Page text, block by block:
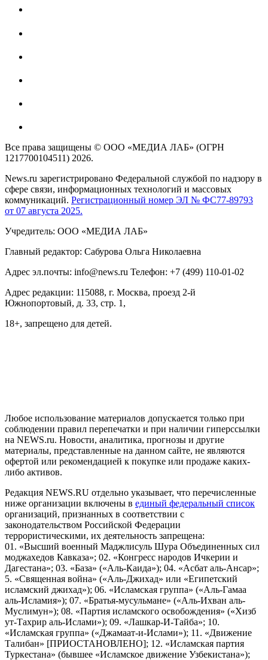
Все права защищены © ООО «МЕДИА ЛАБ» (ОГРН
1217700104511) 2026.
News.ru зарегистрировано Федеральной службой по надзору в
сфере связи, информационных технологий и массовых
коммуникаций. Регистрационный номер ЭЛ № ФС77-89793
от 07 августа 2025.
Учредитель: ООО «МЕДИА ЛАБ»
Главный редактор: Сабурова Ольга Николаевна
Адрес эл.почты: info@news.ru Телефон: +7 (499) 110-01-02
Адрес редакции: 115088, г. Москва, проезд 2-й
Южнопортовый, д. 33, стр. 1,
18+, запрещено для детей.
Любое использование материалов допускается только при
соблюдении правил перепечатки и при наличии гиперссылки
на NEWS.ru. Новости, аналитика, прогнозы и другие
материалы, представленные на данном сайте, не являются
офертой или рекомендацией к покупке или продаже каких-
либо активов.
Редакция NEWS.RU отдельно указывает, что перечисленные
ниже организации включены в единый федеральный список
организаций, признанных в соответствии с
законодательством Российской Федерации
террористическими, их деятельность запрещена:
01. «Высший военный Маджлисуль Шура Объединенных сил
моджахедов Кавказа»; 02. «Конгресс народов Ичкерии и
Дагестана»; 03. «База» («Аль-Каида»); 04. «Асбат аль-Ансар»;
5. «Священная война» («Аль-Джихад» или «Египетский
исламский джихад»); 06. «Исламская группа» («Аль-Гамаа
аль-Исламия»); 07. «Братья-мусульмане» («Аль-Ихван аль-
Муслимун»); 08. «Партия исламского освобождения» («Хизб
ут-Тахрир аль-Ислами»); 09. «Лашкар-И-Тайба»; 10.
«Исламская группа» («Джамаат-и-Ислами»); 11. «Движение
Талибан» [ПРИОСТАНОВЛЕНО]; 12. «Исламская партия
Туркестана» (бывшее «Исламское движение Узбекистана»);